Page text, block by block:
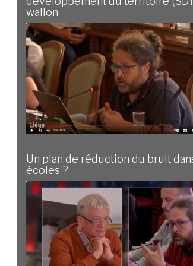
wallon
Un plan de réduction du bruit
écoles ?